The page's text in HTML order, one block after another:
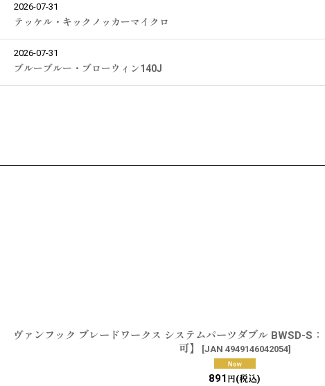
2026-07-31
テッケル・キックノッカーマイクロ
2026-07-31
ブルーブルー・ブローウィン140J
ヴァンフック ブレードワークス システムパーツダブル BWSD-S
可】
[JAN 4949146042054]
891 円(税込)